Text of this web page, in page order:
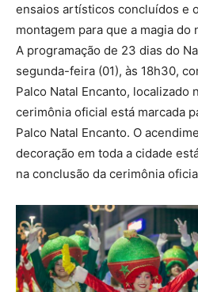
ensaios artísticos concluídos e
montagem para que a magia do
A programação de 23 dias do
segunda-feira (01), às 18h30,
Palco Natal Encanto, localizado
cerimônia oficial está marcada
Palco Natal Encanto. O
decoração em toda a cidade
na conclusão da cerimônia